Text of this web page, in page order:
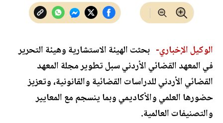
الوكيل الإخباري- بحثت الهيئة الاستشارية وهيئة التحرير
في المعهد القضائي الأردني سبل تطوير مجلة المعهد
القضائي الأردني للدراسات القضائية والقانونية، وتعزيز
حضورها العلمي والأكاديمي وبما ينسجم مع المعايير
والتصنيفات العالمية.